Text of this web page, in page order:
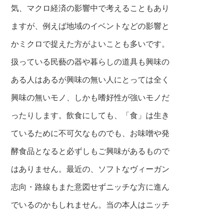
気、マクロ経済の影響中で考えることもあり
ますが、例えば地域のイベントなどの影響と
かミクロで捉えた方がよいことも多いです。
扱っている民藝の器や暮らしの道具も興味の
ある人はあるが興味の無い人にとっては全 く
興味の無いモノ、しかも嗜好性が強いモノだ
ったりします。飲食にしても、
「食」は生き
ているために不可欠なものでも、 お味噌や発
酵食品となると必ずしもご興味があるもので
はありません。最近の、ソフトなヴィーガン
志向・路線もまた意図せずニッチな方に進ん
でいるのかもしれません。当の本人はニッチ